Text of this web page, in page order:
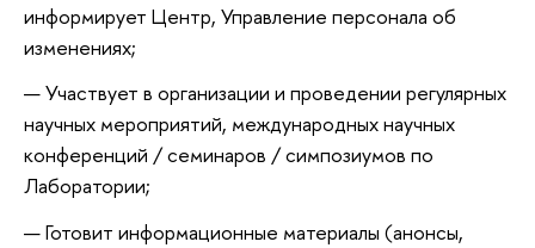
информирует Центр, Управление персонала об
изменениях;
Участвует в организации и проведении регулярных
научных мероприятий, международных научных
конференций / семинаров / симпозиумов по
Лаборатории;
Готовит информационные материалы (анонсы,